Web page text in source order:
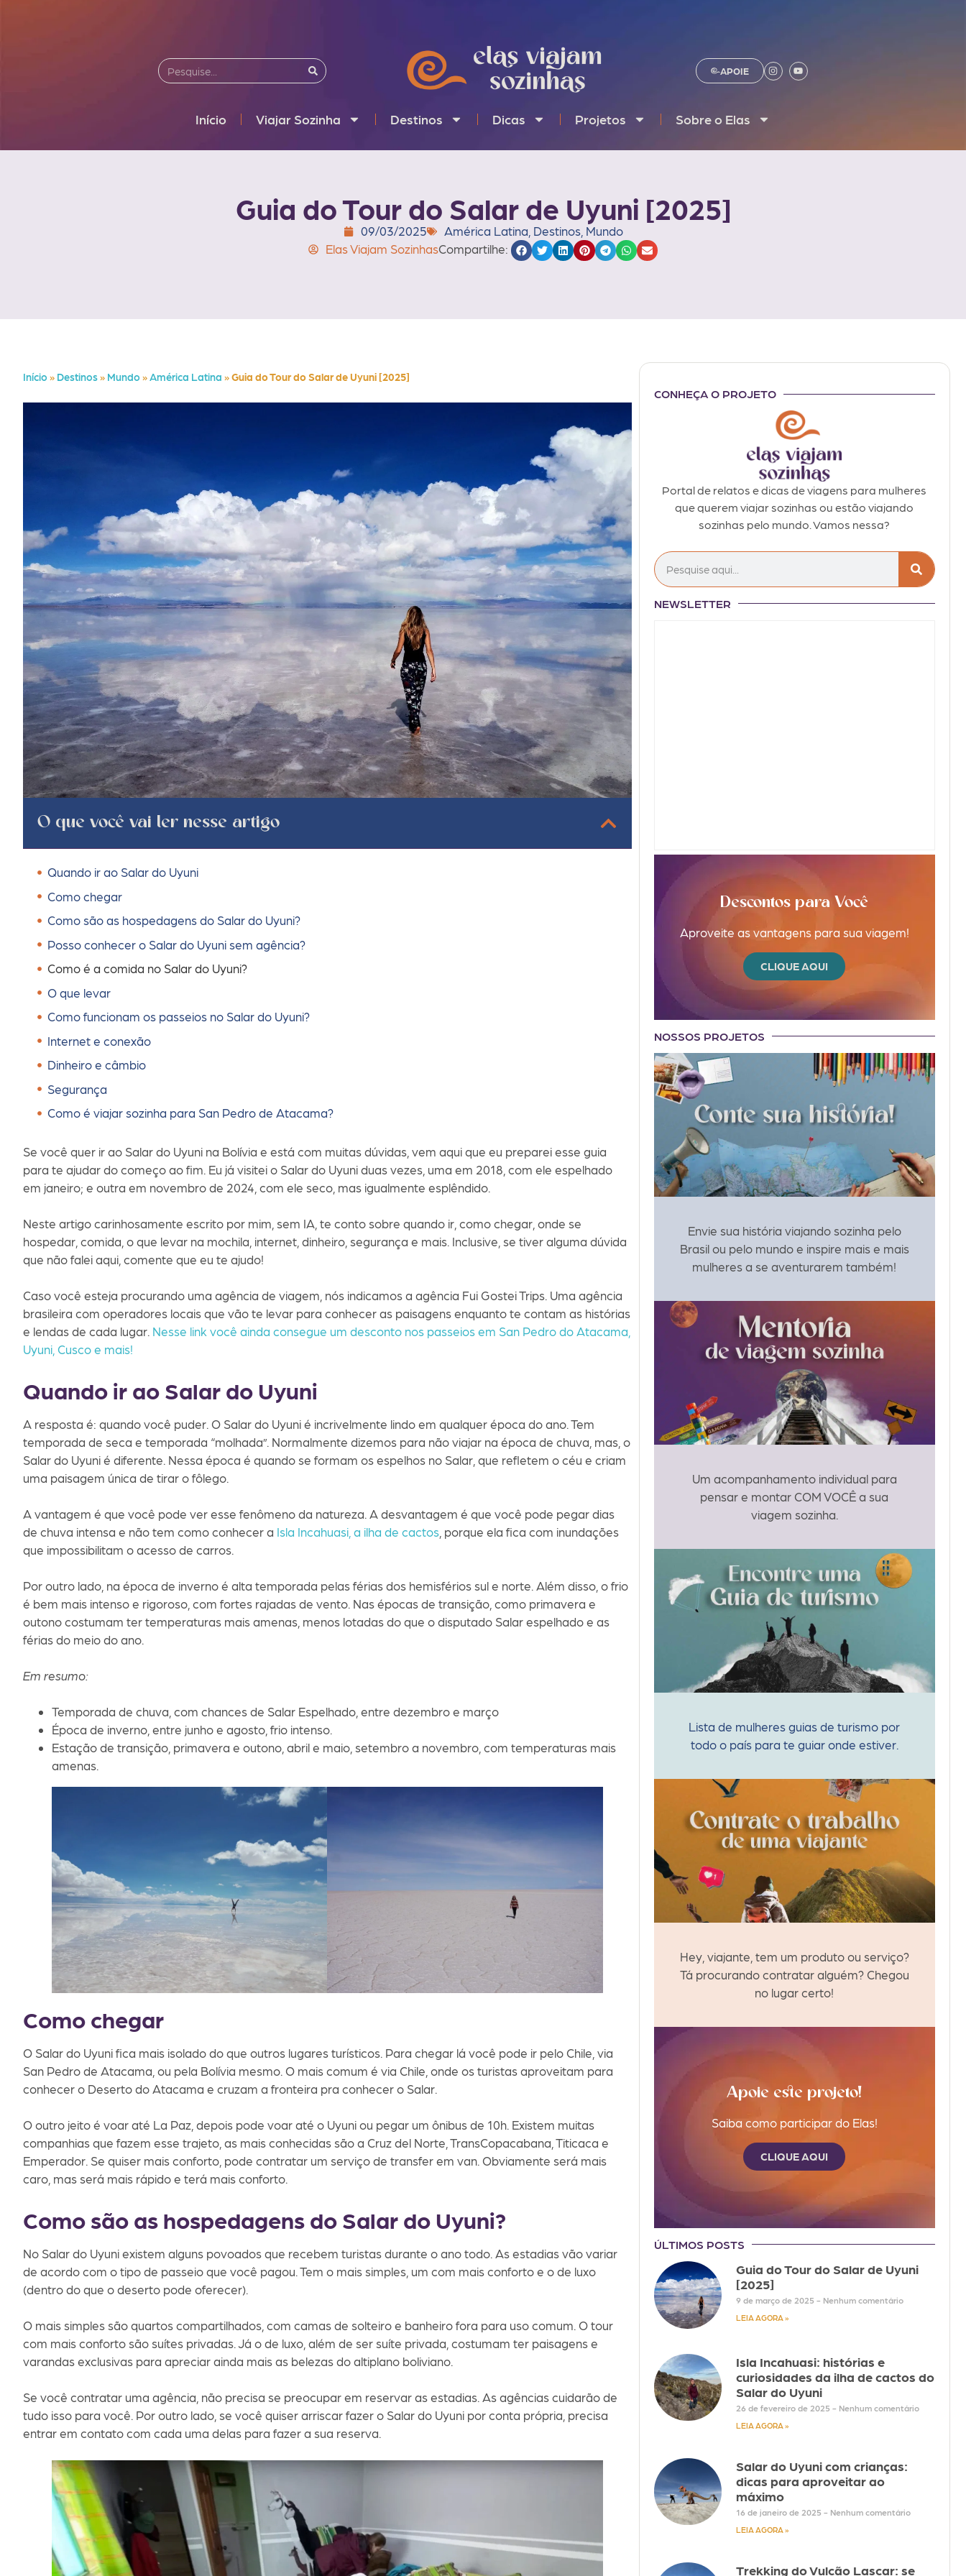
APOIE
Início Viajar Sozinha Destinos Dicas Projetos Sobre o Elas
Guia do Tour do Salar de Uyuni [2025]
09/03/2025 América Latina Destinos, Mundo
Elas Viajam SozinhasCompartilhe:
Início » Destinos» Mundo »América Latina »Guia do Tour do Salar de Uyuni [2025]
O que você vai ler nesse artigo
Quando ir ao Salar do Uyuni
Como chegar
Como são as hospedagens do Salar do Uyuni?
Posso conhecer o Salar do Uyuni sem agência?
Como é a comida no Salar do Uyuni?
O que levar
Como funcionam os passeios no Salar do Uyuni?
Internet e conexão
Dinheiro e câmbio
Segurança
Como é viajar sozinha para San Pedro de Atacama?
Se você quer ir ao Salar do Uyuni na Bolívia e está com muitas dúvidas, vem aqui que eu preparei esse guia
para te ajudar do começo ao fim. Eu já visitei o Salar do Uyuni duas vezes, uma em 2018, com ele espelhado
em janeiro; e outra em novembro de 2024, com ele seco, mas igualmente esplêndido.
Neste artigo carinhosamente escrito por mim, sem IA, te conto sobre quando ir, como chegar, onde se
hospedar, comida, o que levar na mochila, internet, dinheiro, segurança e mais. Inclusive, se tiver alguma dúvida
que não falei aqui, comente que eu te ajudo!
Caso você esteja procurando uma agência de viagem, nós indicamos a agência Fui Gostei Trips. Uma agência
brasileira com operadores locais que vão te levar para conhecer as paisagens enquanto te contam as histórias
e lendas de cada lugar. Nesse link você ainda consegue um desconto nos passeios em San Pedro do Atacama,
Uyuni, Cusco e mais!
Quando ir ao Salar do Uyuni
A resposta é: quando você puder. O Salar do Uyuni é incrivelmente lindo em qualquer época do ano. Tem
temporada de seca e temporada “molhada”. Normalmente dizemos para não viajar na época de chuva, mas, o
Salar do Uyuni é diferente. Nessa época é quando se formam os espelhos no Salar, que refletem o céu e criam
uma paisagem única de tirar o fôlego.
A vantagem é que você pode ver esse fenômeno da natureza. A desvantagem é que você pode pegar dias
de chuva intensa e não tem como conhecer a Isla Incahuasi, a ilha de cactos , porque ela fica com inundações
que impossibilitam o acesso de carros.
Por outro lado, na época de inverno é alta temporada pelas férias dos hemisférios sul e norte. Além disso, o frio
é bem mais intenso e rigoroso, com fortes rajadas de vento. Nas épocas de transição, como primavera e
outono costumam ter temperaturas mais amenas, menos lotadas do que o disputado Salar espelhado e as
férias do meio do ano.
Em resumo:
Temporada de chuva, com chances de Salar Espelhado, entre dezembro e março
Época de inverno, entre junho e agosto, frio intenso.
Estação de transição, primavera e outono, abril e maio, setembro a novembro, com temperaturas mais
amenas.
Como chegar
O Salar do Uyuni fica mais isolado do que outros lugares turísticos. Para chegar lá você pode ir pelo Chile, via
San Pedro de Atacama, ou pela Bolívia mesmo. O mais comum é via Chile, onde os turistas aproveitam para
conhecer o Deserto do Atacama e cruzam a fronteira pra conhecer o Salar.
O outro jeito é voar até La Paz, depois pode voar até o Uyuni ou pegar um ônibus de 10h. Existem muitas
companhias que fazem esse trajeto, as mais conhecidas são a Cruz del Norte, TransCopacabana, Titicaca e
Emperador. Se quiser mais conforto, pode contratar um serviço de transfer em van. Obviamente será mais
caro, mas será mais rápido e terá mais conforto.
Como são as hospedagens do Salar do Uyuni?
No Salar do Uyuni existem alguns povoados que recebem turistas durante o ano todo. As estadias vão variar
de acordo com o tipo de passeio que você pagou. Tem o mais simples, um com mais conforto e o de luxo
(dentro do que o deserto pode oferecer).
O mais simples são quartos compartilhados, com camas de solteiro e banheiro fora para uso comum. O tour
com mais conforto são suítes privadas. Já o de luxo, além de ser suíte privada, costumam ter paisagens e
varandas exclusivas para apreciar ainda mais as belezas do altiplano boliviano.
Se você contratar uma agência, não precisa se preocupar em reservar as estadias. As agências cuidarão de
tudo isso para você. Por outro lado, se você quiser arriscar fazer o Salar do Uyuni por conta própria, precisa
entrar em contato com cada uma delas para fazer a sua reserva.
CONHEÇA O PROJETO
Portal de relatos e dicas de viagens para mulheres
que querem viajar sozinhas ou estão viajando
sozinhas pelo mundo. Vamos nessa?
NEWSLETTER
Descontos para Você
Aproveite as vantagens para sua viagem!
CLIQUE AQUI
NOSSOS PROJETOS
Envie sua história viajando sozinha pelo
Brasil ou pelo mundo e inspire mais e mais
mulheres a se aventurarem também!
Um acompanhamento individual para
pensar e montar COM VOCÊ a sua
viagem sozinha.
Lista de mulheres guias de turismo por
todo o país para te guiar onde estiver.
Hey, viajante, tem um produto ou serviço?
Tá procurando contratar alguém? Chegou
no lugar certo!
Apoie este projeto!
Saiba como participar do Elas!
CLIQUE AQUI
ÚLTIMOS POSTS
Guia do Tour do Salar de Uyuni
[2025]
9 de março de 2025 Nenhum comentário
LEIA AGORA »
Isla Incahuasi: histórias e
curiosidades da ilha de cactos do
Salar do Uyuni
26 de fevereiro de 2025 Nenhum comentário
LEIA AGORA »
Salar do Uyuni com crianças:
dicas para aproveitar ao
máximo
16 de janeiro de 2025 Nenhum comentário
LEIA AGORA »
Trekking do Vulcão Lascar: se